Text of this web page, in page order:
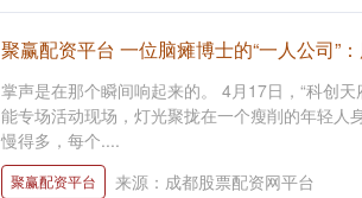
聚赢配资平台 一位脑瘫博士的“一人公司”
掌声是在那个瞬间响起来的。 4月17日，“科创天
能专场活动现场，灯光聚拢在一个瘦削的年轻人
慢得多，每个....
聚赢配资平台
来源：成都股票配资网平台